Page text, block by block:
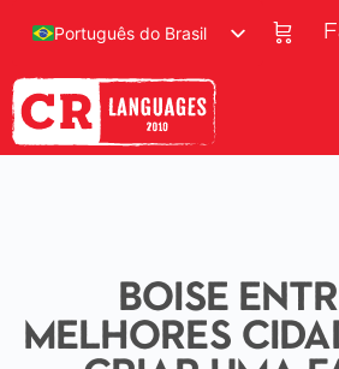
Português do Brasil
Boise
melhores